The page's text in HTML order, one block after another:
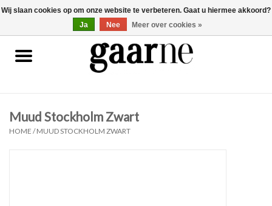
gaarne.be 0 Artikelen - €0,00
Patronen
Garen
Muud Stockholm Zwart
HOME /MUUD STOCKHOLM ZWART
Wij slaan cookies op om onze website te verbeteren. Gaat u hiermee akkoord?
Ja
Nee Meer over cookies »